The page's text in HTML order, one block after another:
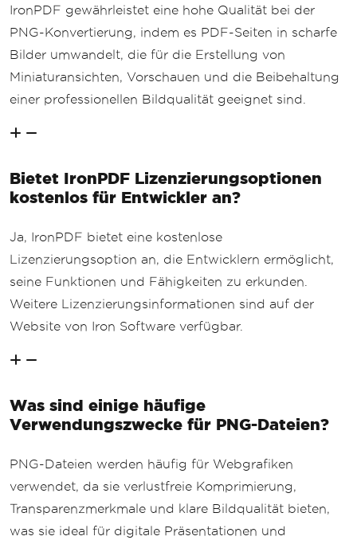
IronPDF gewährleistet eine hohe Qualität bei der
PNG-Konvertierung, indem es PDF-Seiten in scharfe
Bilder umwandelt, die für die Erstellung von
Miniaturansichten, Vorschauen und die Beibehaltung
einer professionellen Bildqualität geeignet sind.
Bietet IronPDF Lizenzierungsoptionen
kostenlos für Entwickler an?
Ja, IronPDF bietet eine kostenlose
Lizenzierungsoption an, die Entwicklern ermöglicht,
seine Funktionen und Fähigkeiten zu erkunden.
Weitere Lizenzierungsinformationen sind auf der
Website von Iron Software verfügbar.
Was sind einige häufige
Verwendungszwecke für PNG-Dateien?
PNG-Dateien werden häufig für Webgrafiken
verwendet, da sie verlustfreie Komprimierung,
Transparenzmerkmale und klare Bildqualität bieten,
was sie ideal für digitale Präsentationen und